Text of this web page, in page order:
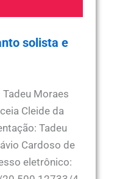
solista e
Tadeu Moraes
Cleide da
Tadeu
Cardoso de
eletrônico: